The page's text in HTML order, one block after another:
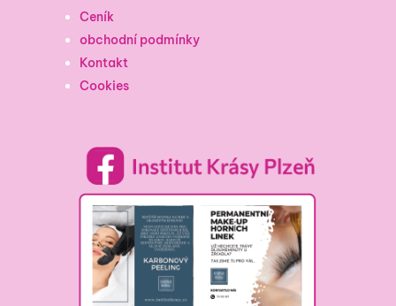
Ceník
obchodní podmínky
Kontakt
Cookies